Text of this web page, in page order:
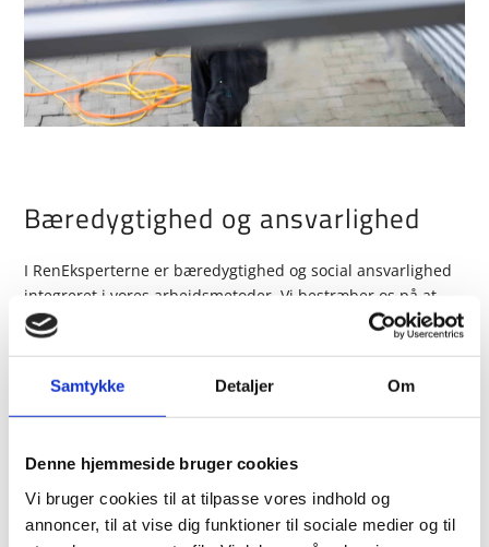
Samtykke Detaljer Om
Denne hjemmeside bruger cookies
Vi bruger cookies til at tilpasse vores indhold og
annoncer, til at vise dig funktioner til sociale medier og til
Bæredygtighed og ansvarlighed
I RenEksperterne er bæredygtighed og social ansvarlighed
integreret i vores arbejdsmetoder. Vi bestræber os på at
kombinere dansk håndværkstradition med brugen af
miljøvenlige materialer og at fremme energieffektive
blot opfylder, men overgår de gældende standarder, til
gavn for både miljøet og vores kunder.
Vores engagement i bæredygtighed strækker sig også til de
sikrer, at de materialer og metoder, vi bruger, ikke kun er
skånsomme over for miljøet, men også fremmer et sikkert